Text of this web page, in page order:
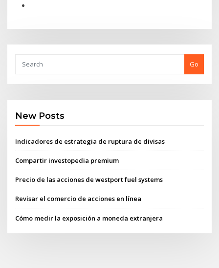
Go
New Posts
Indicadores de estrategia de ruptura de divisas
Compartir investopedia premium
Precio de las acciones de westport fuel systems
Revisar el comercio de acciones en línea
Cómo medir la exposición a moneda extranjera